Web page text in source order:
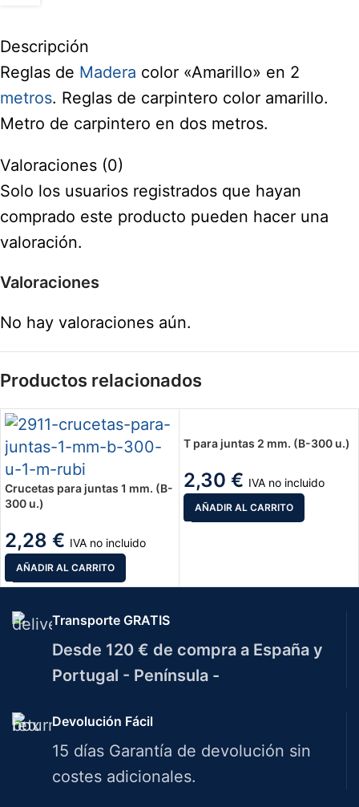
Descripción
Reglas de Madera color «Amarillo» en 2
metros. Reglas de carpintero color amarillo.
Metro de carpintero en dos metros.
Valoraciones (0)
Valoraciones
No hay valoraciones aún.
Solo los usuarios registrados que hayan
comprado este producto pueden hacer una
valoración.
Productos relacionados
Crucetas para juntas 1 mm. (B-
300 u.)
2,28 € IVA no incluido
AÑADIR AL CARRITO
T para juntas 2 mm. (B-300 u.)
2,30 € IVA no incluido
AÑADIR AL CARRITO
Transporte GRATIS
Desde 120 € de compra a España y
Portugal - Península -
Devolución Fácil
15 días Garantía de devolución sin
costes adicionales.